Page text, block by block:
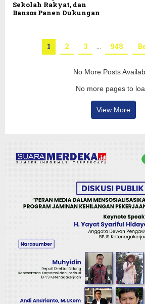
Sekolah Rakyat, dan
Bansos Panen Dukungan
1 2 3 … 948
No More Posts
No more pages to
View More